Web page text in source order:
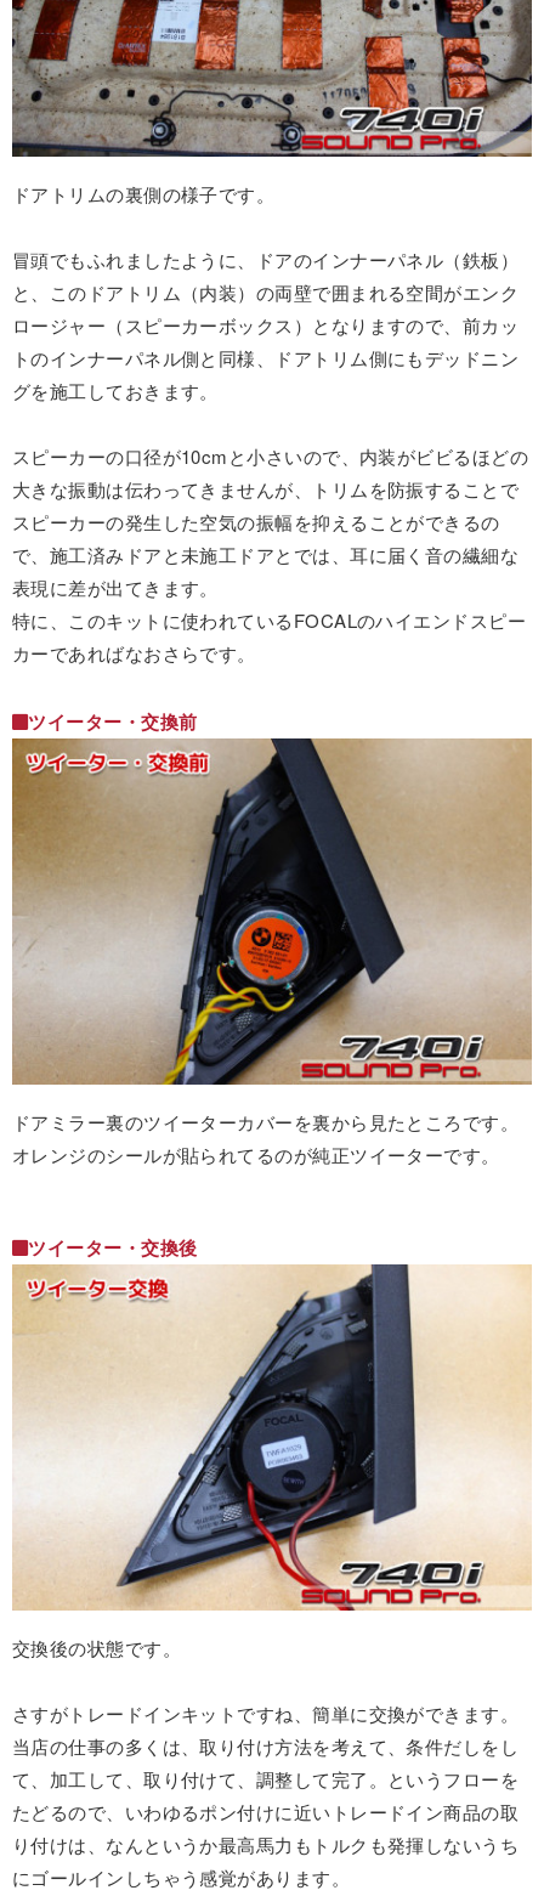
ドアトリムの裏側の様子です。
冒頭でもふれましたように、ドアのインナーパネル（鉄板）
と、このドアトリム（内装）の両壁で囲まれる空間がエンク
ロージャー（スピーカーボックス）となりますので、前カッ
トのインナーパネル側と同様、ドアトリム側にもデッドニン
グを施工しておきます。
スピーカーの口径が10cmと小さいので、内装がビビるほどの
大きな振動は伝わってきませんが、トリムを防振することで
スピーカーの発生した空気の振幅を抑えることができるの
で、施工済みドアと未施工ドアとでは、耳に届く音の繊細な
表現に差が出てきます。
特に、このキットに使われているFOCALのハイエンドスピー
カーであればなおさらです。
ツイーター・交換前
ドアミラー裏のツイーターカバーを裏から見たところです。
オレンジのシールが貼られてるのが純正ツイーターです。
ツイーター・交換後
交換後の状態です。
さすがトレードインキットですね、簡単に交換ができます。
当店の仕事の多くは、取り付け方法を考えて、条件だしをし
て、加工して、取り付けて、調整して完了。というフローを
たどるので、いわゆるポン付けに近いトレードイン商品の取
り付けは、なんというか最高馬力もトルクも発揮しないうち
にゴールインしちゃう感覚があります。